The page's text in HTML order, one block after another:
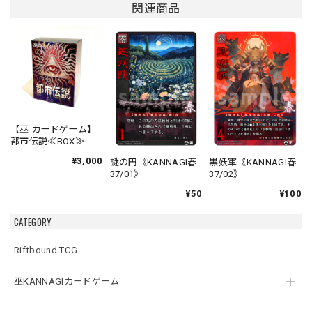
CATEGORY
Riftbound TCG
巫KANNAGIカードゲーム
関連商品
【巫 カードゲーム】
都市伝説≪BOX≫
¥3,000
謎の円《KANNAGI春
37/01》
¥50
黒妖軍《KANNAGI春
37/02》
¥100